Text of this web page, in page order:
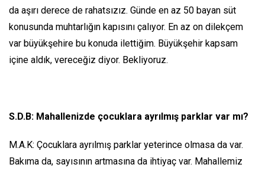
da aşırı derece de rahatsızız. Günde en az 50 bayan süt
konusunda muhtarlığın kapısını çalıyor. En az on dilekçem
var büyükşehire bu konuda ilettiğim. Büyükşehir kapsam
içine aldık, vereceğiz diyor. Bekliyoruz.
S.D.B: Mahallenizde çocuklara ayrılmış parklar var mı?
M.A.K: Çocuklara ayrılmış parklar yeterince olmasa da var.
Bakıma da, sayısının artmasına da ihtiyaç var. Mahallemiz